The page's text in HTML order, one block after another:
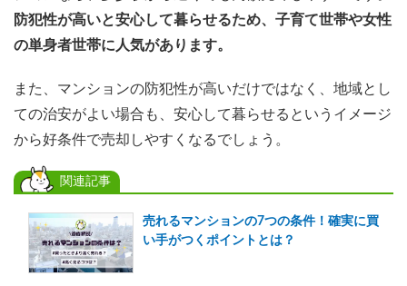
防犯性が高いと安心して暮らせるため、子育て世帯や女性
の単身者世帯に人気があります。
また、マンションの防犯性が高いだけではなく、地域とし
ての治安がよい場合も、安心して暮らせるというイメージ
から好条件で売却しやすくなるでしょう。
関連記事
売れるマンションの7つの条件！確実に買
い手がつくポイントとは？